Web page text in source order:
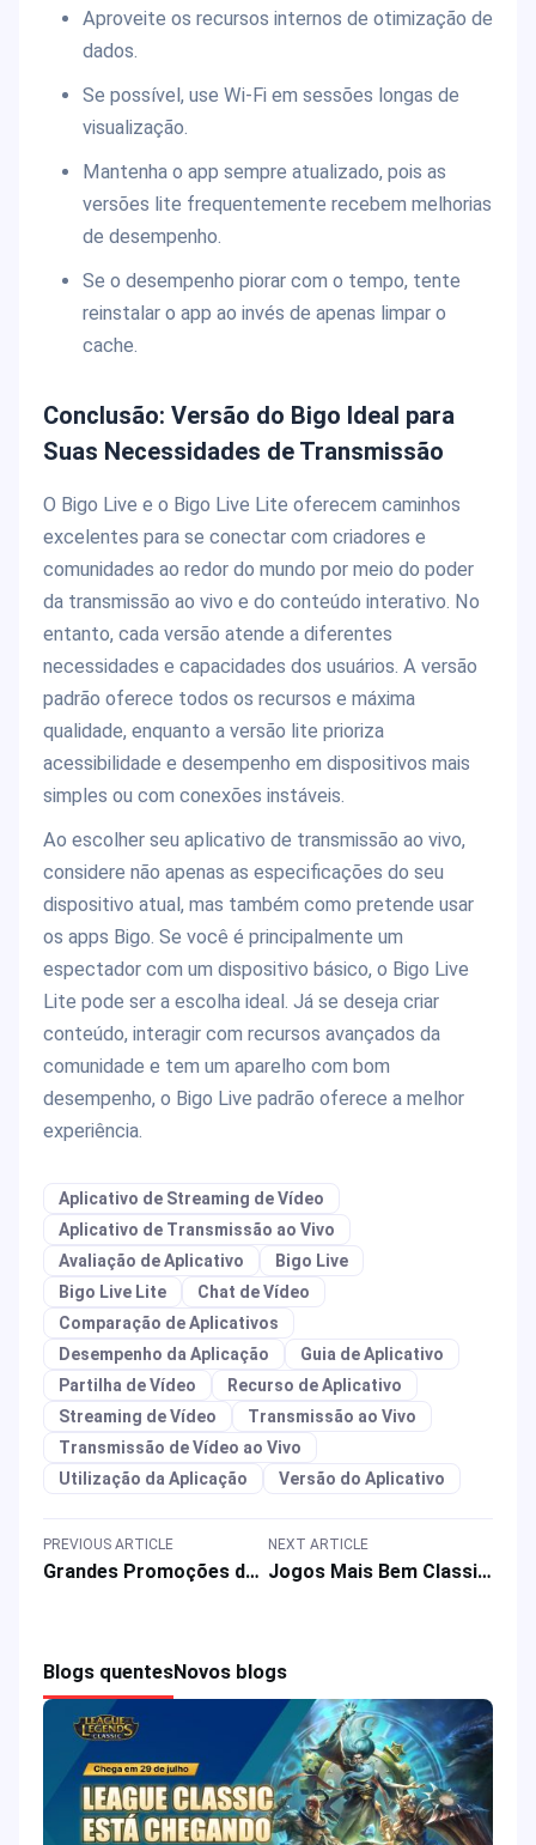
Aproveite os recursos internos de otimização de
dados.
Se possível, use Wi-Fi em sessões longas de
visualização.
Mantenha o app sempre atualizado, pois as
versões lite frequentemente recebem melhorias
de desempenho.
Se o desempenho piorar com o tempo, tente
reinstalar o app ao invés de apenas limpar o
cache.
Conclusão: Versão do Bigo Ideal para
Suas Necessidades de Transmissão
O Bigo Live e o Bigo Live Lite oferecem caminhos
excelentes para se conectar com criadores e
comunidades ao redor do mundo por meio do poder
da transmissão ao vivo e do conteúdo interativo. No
entanto, cada versão atende a diferentes
necessidades e capacidades dos usuários. A versão
padrão oferece todos os recursos e máxima
qualidade, enquanto a versão lite prioriza
acessibilidade e desempenho em dispositivos mais
simples ou com conexões instáveis.
Ao escolher seu aplicativo de transmissão ao vivo,
considere não apenas as especificações do seu
dispositivo atual, mas também como pretende usar
os apps Bigo. Se você é principalmente um
espectador com um dispositivo básico, o Bigo Live
Lite pode ser a escolha ideal. Já se deseja criar
conteúdo, interagir com recursos avançados da
comunidade e tem um aparelho com bom
desempenho, o Bigo Live padrão oferece a melhor
experiência.
Aplicativo de Streaming de Vídeo
Aplicativo de Transmissão ao Vivo
Avaliação de Aplicativo
Bigo Live
Bigo Live Lite
Chat de Vídeo
Comparação de Aplicativos
Desempenho da Aplicação
Guia de Aplicativo
Partilha de Vídeo
Recurso de Aplicativo
Streaming de Vídeo
Transmissão ao Vivo
Transmissão de Vídeo ao Vivo
Utilização da Aplicação
Versão do Aplicativo
PREVIOUS ARTICLE
Grandes Promoções de Vendas para o Evento de Aniversário do Jogo Saint Seiya: Legend of Justice
NEXT ARTICLE
Jogos Mais Bem Classificados Parecidos com Wartune Ultra com Modos de Jogo MMORPG, Fantasia e Estratégia
Blogs quentesNovos blogs